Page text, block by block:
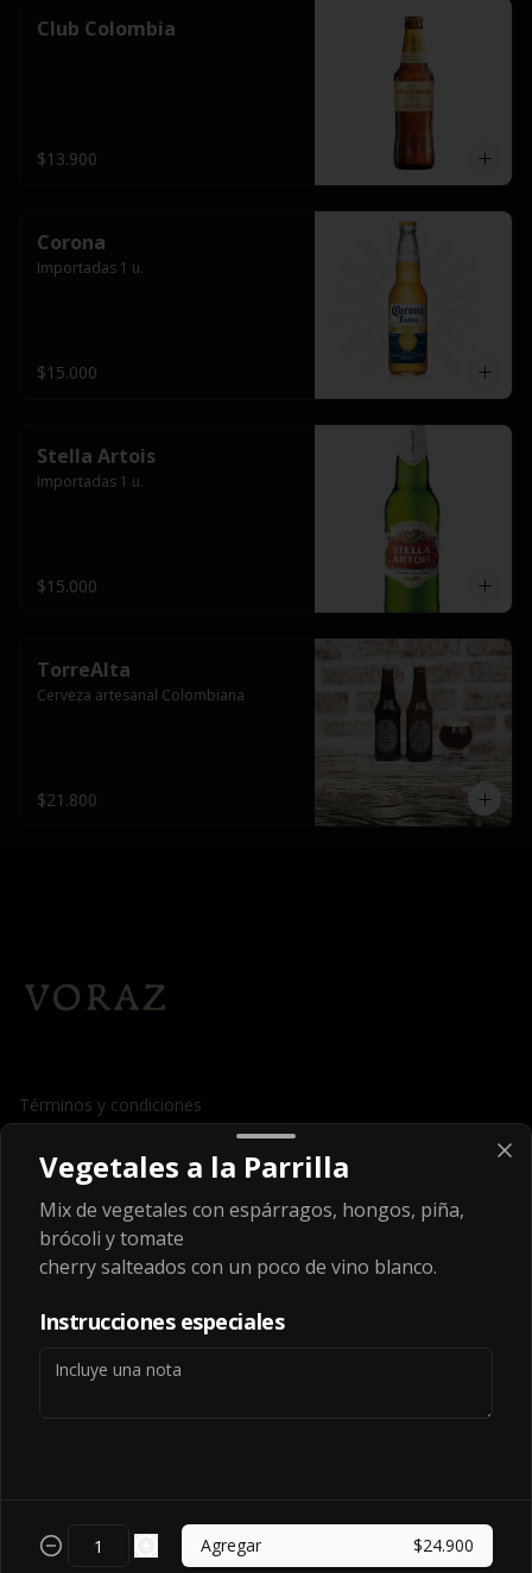
Club Colombia
$13.900
Corona
Importadas 1 u.
$15.000
Stella Artois
Importadas 1 u.
$15.000
TorreAlta
Cerveza artesanal Colombiana
$21.800
Términos y condiciones
Redes sociales
Instagram
Facebook
Mi cuenta
Vegetales a la Parrilla
Mix de vegetales con espárragos, hongos, piña,
brócoli y tomate
cherry salteados con un poco de vino blanco.
Instrucciones especiales
Agregar $24.900